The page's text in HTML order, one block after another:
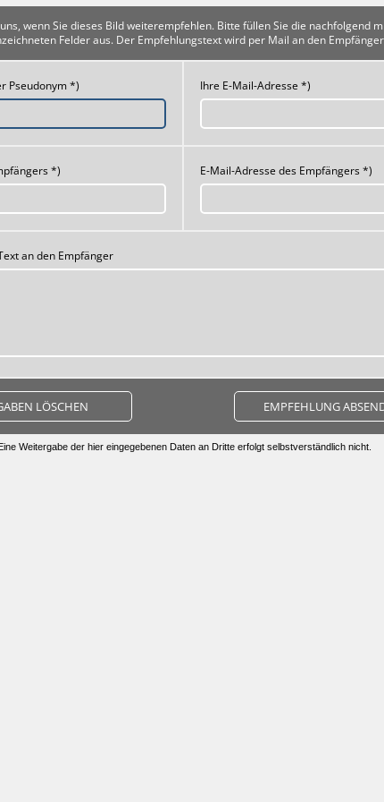
wenn Sie dieses Bild weiterempfehlen. Bitte füllen Sie die nachfolgend
Felder aus. Der Empfehlungstext wird per Mail an den
Pseudonym *) Ihre E-Mail-Adresse *)
*) E-Mail-Adresse des Empfängers *)
an den Empfänger
LÖSCHEN EMPFEHLUNG
Weitergabe der hier eingegebenen Daten an Dritte erfolgt selbstverständlich nicht.